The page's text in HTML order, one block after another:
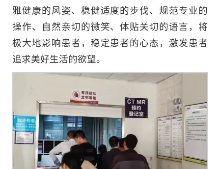
雅健康的风姿、稳健适度的步伐、规范专业的
操作、自然亲切的微笑、体贴关切的语言，将
极大地影响患者，稳定患者的心态，激发患者
追求美好生活的欲望。